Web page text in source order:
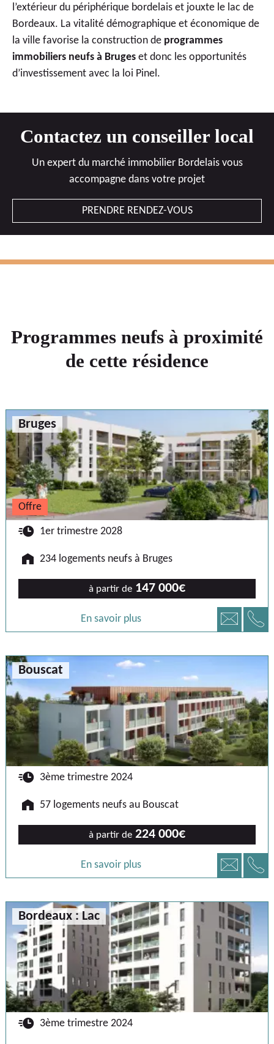
l’extérieur du périphérique bordelais et jouxte le lac de
Bordeaux. La vitalité démographique et économique de
la ville favorise la construction de programmes
immobiliers neufs à Bruges et donc les opportunités
d’investissement avec la loi Pinel.
Contactez un conseiller local
Un expert du marché immobilier Bordelais vous
accompagne dans votre projet
PRENDRE RENDEZ-VOUS
Programmes neufs à proximité
de cette résidence
Bruges
Offre
🕐 1er trimestre 2028
🏠 234 logements neufs à Bruges
à partir de 147 000€
En savoir plus 📧 📞
Bouscat
🕐 3ème trimestre 2024
🏠 57 logements neufs au Bouscat
à partir de 224 000€
En savoir plus 📧 📞
Bordeaux : Lac
🕐 3ème trimestre 2024